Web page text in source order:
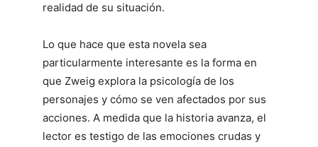
realidad de su situación.
Lo que hace que esta novela sea
particularmente interesante es la forma en
que Zweig explora la psicología de los
personajes y cómo se ven afectados por sus
acciones. A medida que la historia avanza, el
lector es testigo de las emociones crudas y